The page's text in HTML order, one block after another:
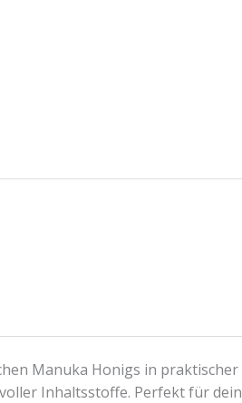
Manuka Honigs in praktischer
Inhaltsstoffe. Perfekt für dein